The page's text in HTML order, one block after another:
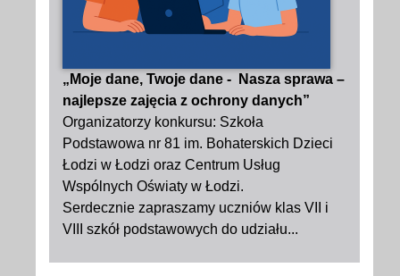
„Moje dane, Twoje dane - Nasza sprawa –
najlepsze zajęcia z ochrony danych”
Organizatorzy konkursu: Szkoła
Podstawowa nr 81 im. Bohaterskich Dzieci
Łodzi w Łodzi oraz Centrum Usług
Wspólnych Oświaty w Łodzi.
Serdecznie zapraszamy uczniów klas VII i
VIII szkół podstawowych do udziału...